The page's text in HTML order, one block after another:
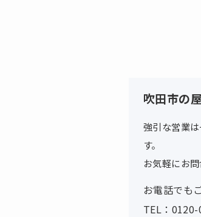
吹田市の
強引な営業
す。
お気軽にお問
お電話でも
TEL：